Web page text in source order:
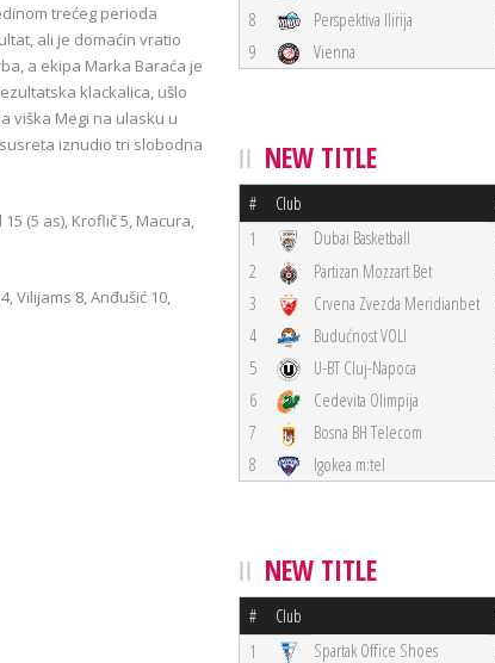
trećeg perioda
ali je domaćin vratio
a ekipa Marka Baraća je
klackalica, ušlo
viška Megi na ulasku u
iznudio tri slobodna
(5 as), Kroflič 5, Macura,
Vilijams 8, Anđušić 10,
8
Perspektiva Ilirija
9
Vienna
NEW TITLE
# Club
1 Dubai Basketball
2
Partizan Mozzart Bet
3
Crvena Zvezda Meridianbet
4
Budućnost VOLI
5
U-BT Cluj-Napoca
6
Cedevita Olimpija
7
Bosna BH Telecom
8
Igokea m:tel
NEW TITLE
# Club
1 Spartak Office Shoes